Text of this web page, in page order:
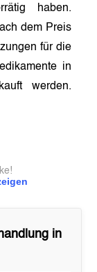
haben.
dem Preis
für die
in
werden.
in